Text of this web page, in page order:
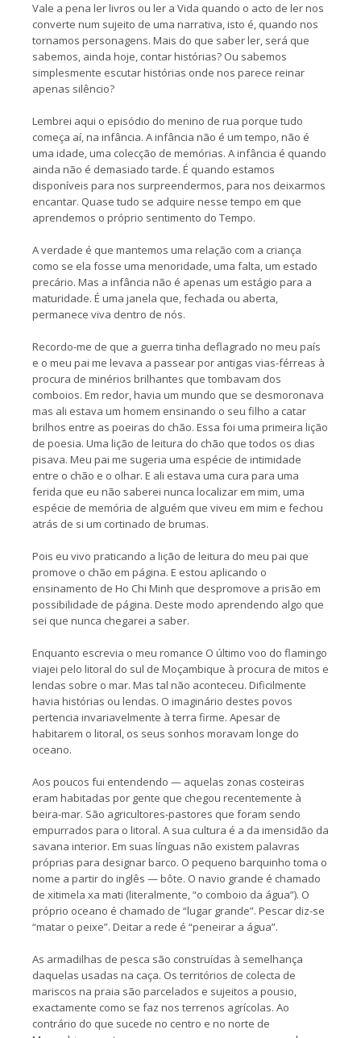
Vale a pena ler livros ou ler a Vida quando o acto de ler nos
converte num sujeito de uma narrativa, isto é, quando nos
tornamos personagens. Mais do que saber ler, será que
sabemos, ainda hoje, contar histórias? Ou sabemos
simplesmente escutar histórias onde nos parece reinar
apenas silêncio?
Lembrei aqui o episódio do menino de rua porque tudo
começa aí, na infância. A infância não é um tempo, não é
uma idade, uma colecção de memórias. A infância é quando
ainda não é demasiado tarde. É quando estamos
disponíveis para nos surpreendermos, para nos deixarmos
encantar. Quase tudo se adquire nesse tempo em que
aprendemos o próprio sentimento do Tempo.
A verdade é que mantemos uma relação com a criança
como se ela fosse uma menoridade, uma falta, um estado
precário. Mas a infância não é apenas um estágio para a
maturidade. É uma janela que, fechada ou aberta,
permanece viva dentro de nós.
Recordo-me de que a guerra tinha deflagrado no meu país
e o meu pai me levava a passear por antigas vias-férreas à
procura de minérios brilhantes que tombavam dos
comboios. Em redor, havia um mundo que se desmoronava
mas ali estava um homem ensinando o seu filho a catar
brilhos entre as poeiras do chão. Essa foi uma primeira lição
de poesia. Uma lição de leitura do chão que todos os dias
pisava. Meu pai me sugeria uma espécie de intimidade
entre o chão e o olhar. E ali estava uma cura para uma
ferida que eu não saberei nunca localizar em mim, uma
espécie de memória de alguém que viveu em mim e fechou
atrás de si um cortinado de brumas.
Pois eu vivo praticando a lição de leitura do meu pai que
promove o chão em página. E estou aplicando o
ensinamento de Ho Chi Minh que despromove a prisão em
possibilidade de página. Deste modo aprendendo algo que
sei que nunca chegarei a saber.
Enquanto escrevia o meu romance O último voo do flamingo
viajei pelo litoral do sul de Moçambique à procura de mitos e
lendas sobre o mar. Mas tal não aconteceu. Dificilmente
havia histórias ou lendas. O imaginário destes povos
pertencia invariavelmente à terra firme. Apesar de
habitarem o litoral, os seus sonhos moravam longe do
oceano.
Aos poucos fui entendendo — aquelas zonas costeiras
eram habitadas por gente que chegou recentemente à
beira-mar. São agricultores-pastores que foram sendo
empurrados para o litoral. A sua cultura é a da imensidão da
savana interior. Em suas línguas não existem palavras
próprias para designar barco. O pequeno barquinho toma o
nome a partir do inglês — bôte. O navio grande é chamado
de xitimela xa mati (literalmente, “o comboio da água”). O
próprio oceano é chamado de “lugar grande”. Pescar diz-se
“matar o peixe”. Deitar a rede é “peneirar a água”.
As armadilhas de pesca são construídas à semelhança
daquelas usadas na caça. Os territórios de colecta de
mariscos na praia são parcelados e sujeitos a pousio,
exactamente como se faz nos terrenos agrícolas. Ao
contrário do que sucede no centro e no norte de